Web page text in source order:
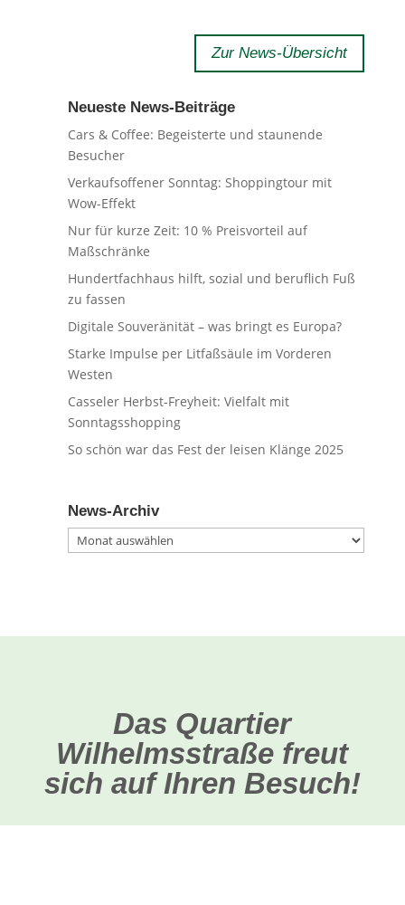
Zur News-Übersicht
Neueste News-Beiträge
Cars & Coffee: Begeisterte und staunende
Besucher
Verkaufsoffener Sonntag: Shoppingtour mit
Wow-Effekt
Nur für kurze Zeit: 10 % Preisvorteil auf
Maßschränke
Hundertfachhaus hilft, sozial und beruflich Fuß
zu fassen
Digitale Souveränität – was bringt es Europa?
Starke Impulse per Litfaßsäule im Vorderen
Westen
Casseler Herbst-Freyheit: Vielfalt mit
Sonntagsshopping
So schön war das Fest der leisen Klänge 2025
News-Archiv
News-
Archiv
Das Quartier
Wilhelmsstraße freut
sich auf Ihren Besuch!